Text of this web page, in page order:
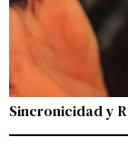
Sincronicidad y